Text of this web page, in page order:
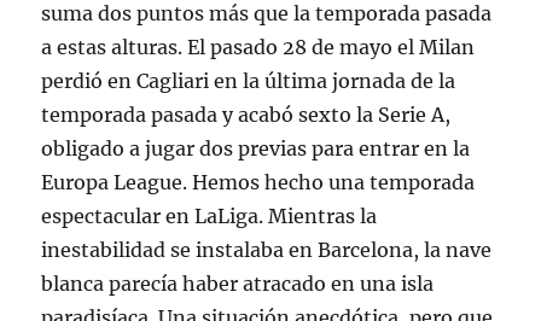
suma dos puntos más que la temporada pasada
a estas alturas. El pasado 28 de mayo el Milan
perdió en Cagliari en la última jornada de la
temporada pasada y acabó sexto la Serie A,
obligado a jugar dos previas para entrar en la
Europa League. Hemos hecho una temporada
espectacular en LaLiga. Mientras la
inestabilidad se instalaba en Barcelona, la nave
blanca parecía haber atracado en una isla